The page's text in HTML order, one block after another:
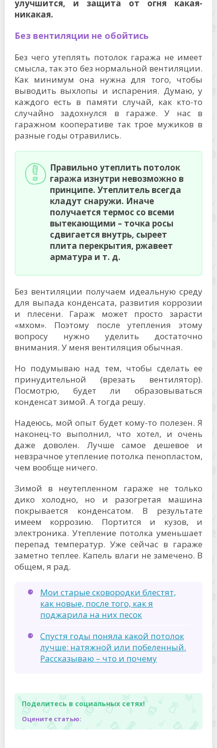
улучшится, и защита от огня какая-
никакая.
Без вентиляции не обойтись
Без чего утеплять потолок гаража не имеет
смысла, так это без нормальной вентиляции.
Как минимум она нужна для того, чтобы
выводить выхлопы и испарения. Думаю, у
каждого есть в памяти случай, как кто-то
случайно задохнулся в гараже. У нас в
гаражном кооперативе так трое мужиков в
разные годы отравились.
Правильно утеплить потолок
гаража изнутри невозможно в
принципе. Утеплитель всегда
кладут снаружи. Иначе
получается термос со всеми
вытекающими – точка росы
сдвигается внутрь, сыреет
плита перекрытия, ржавеет
арматура и т. д.
Без вентиляции получаем идеальную среду
для выпада конденсата, развития коррозии
и плесени. Гараж может просто зарасти
«мхом». Поэтому после утепления этому
вопросу нужно уделить достаточно
внимания. У меня вентиляция обычная.
Но подумываю над тем, чтобы сделать ее
принудительной (врезать вентилятор).
Посмотрю, будет ли образовываться
конденсат зимой. А тогда решу.
Надеюсь, мой опыт будет кому-то полезен. Я
наконец-то выполнил, что хотел, и очень
даже доволен. Лучше самое дешевое и
невзрачное утепление потолка пенопластом,
чем вообще ничего.
Зимой в неутепленном гараже не только
дико холодно, но и разогретая машина
покрывается конденсатом. В результате
имеем коррозию. Портится и кузов, и
электроника. Утепление потолка уменьшает
перепад температур. Уже сейчас в гараже
заметно теплее. Капель влаги не замечено. В
общем, я рад.
Мои старые сковородки блестят,
как новые, после того, как я
поджарила на них песок
Спустя годы поняла какой потолок
лучше: натяжной или побеленный.
Рассказываю – что и почему
Поделитесь в социальных сетях!
Оцените статью: